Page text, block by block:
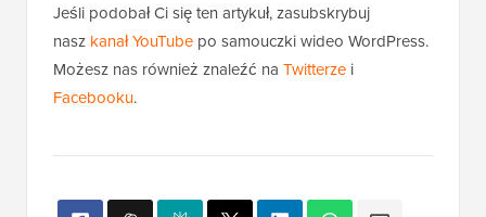
Jeśli podobał Ci się ten artykuł, zasubskrybuj
nasz kanał YouTube po samouczki wideo WordPress.
Możesz nas również znaleźć na Twitterze i
Facebooku.